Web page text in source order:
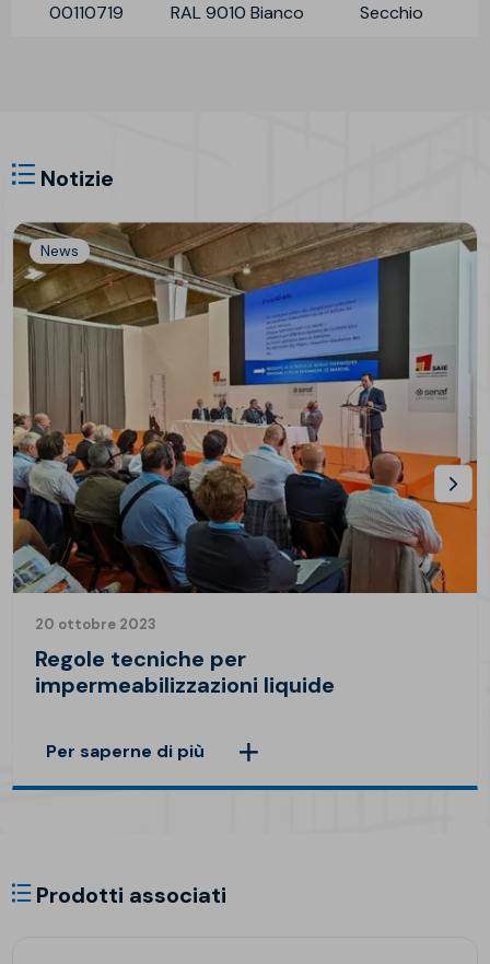
00110719 RAL 9010 Bianco Secchio
Notizie
News
20 ottobre 2023
Regole tecniche per
impermeabilizzazioni liquide
Per saperne di più
Prodotti associati